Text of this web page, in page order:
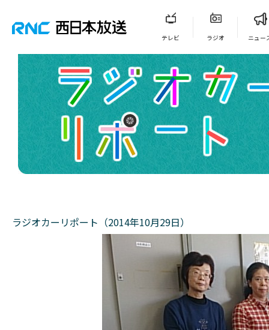
テレビ ラジオ ニュー
ラジオカーリポート（2014年10月29日）